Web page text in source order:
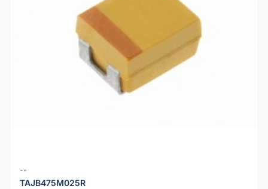
--
TAJB475M025R